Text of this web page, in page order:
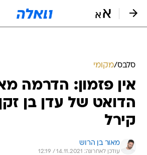
סלבס/מקומי
אין פזמון: הדרמה
הדואט של עדן בן
קירל
מאור בן הרוש
עודכן לאחרונה: 14.11.2021 / 12:19